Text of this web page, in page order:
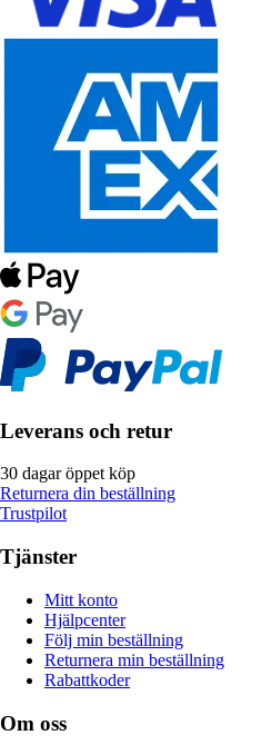
Leverans och retur
30 dagar öppet köp
Returnera din beställning
Trustpilot
Tjänster
Mitt konto
Hjälpcenter
Följ min beställning
Returnera min beställning
Rabattkoder
Om oss